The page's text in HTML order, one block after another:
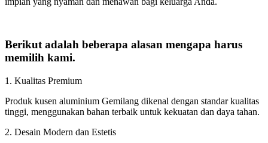
Berikut adalah beberapa alasan mengapa harus
memilih kami.
1. Kualitas Premium
Produk kusen aluminium Gemilang dikenal dengan standar kualitas
tinggi, menggunakan bahan terbaik untuk kekuatan dan daya tahan.
2. Desain Modern dan Estetis